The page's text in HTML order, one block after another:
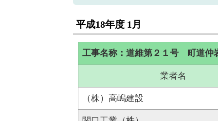
平成18年度 1月
工事名称：道維第２１号 町道仲
業者名
（株）高嶋建設